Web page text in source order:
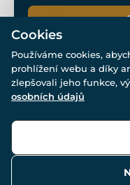
© Všechna práva
Cookies
Používáme cookies,
prohlížení webu a díky
zlepšovali jeho funkce,
osobních údajů